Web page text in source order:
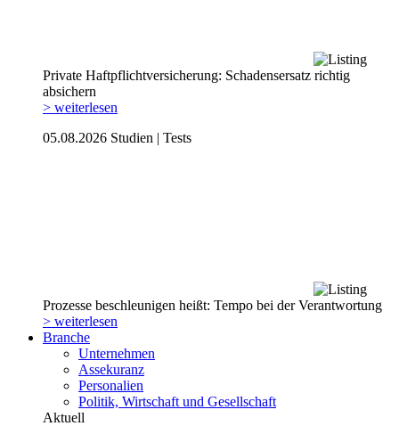
Private Haftpflicht­versicherung: Schadensersatz richtig
absichern
> weiterlesen
05.08.2026 Studien | Tests
Prozesse beschleunigen heißt: Tempo bei der Verantwortung
> weiterlesen
Branche
Unternehmen
Assekuranz
Personalien
Politik, Wirtschaft und Gesellschaft
Aktuell